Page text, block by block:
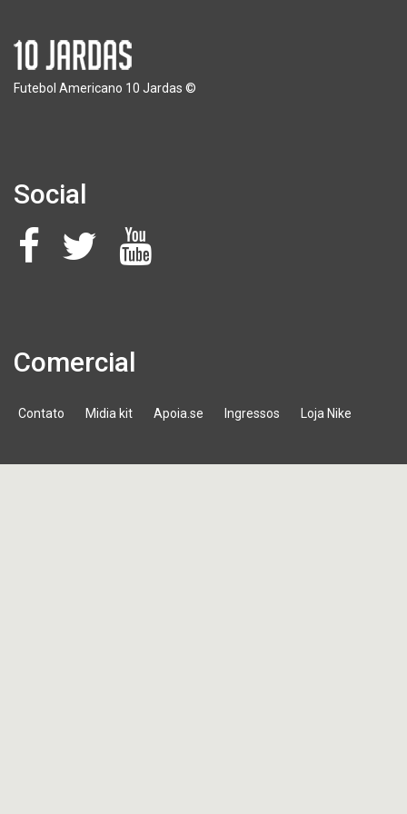
Futebol Americano 10 Jardas ©
Social
Comercial
Contato Midia kit Apoia.se Ingressos Loja Nike